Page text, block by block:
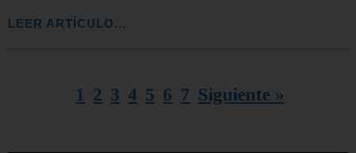
LEER ARTÍCULO...
1 2 3 4 5 6 7 Siguiente »